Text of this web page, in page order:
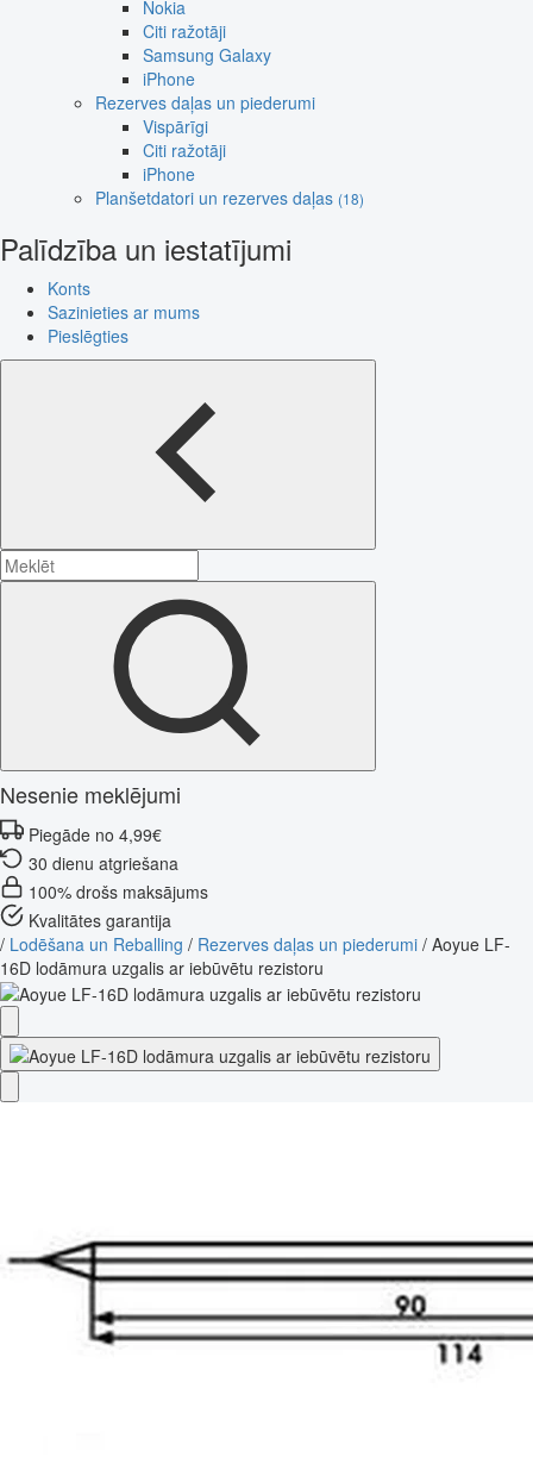
Nokia
Citi ražotāji
Samsung Galaxy
iPhone
Rezerves daļas un piederumi
Vispārīgi
Citi ražotāji
iPhone
Planšetdatori un rezerves daļas (18)
Palīdzība un iestatījumi
Konts
Sazinieties ar mums
Pieslēgties
Nesenie meklējumi
Piegāde no 4,99€
30 dienu atgriešana
100% drošs maksājums
Kvalitātes garantija
/ Lodēšana un Reballing / Rezerves daļas un piederumi / Aoyue LF-
16D lodāmura uzgalis ar iebūvētu rezistoru